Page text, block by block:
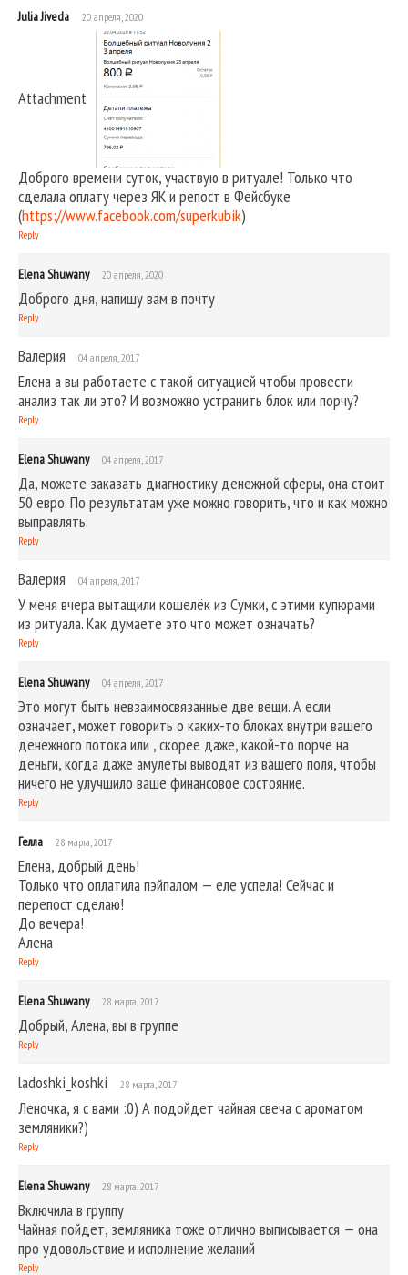
Julia Jiveda 20 апреля, 2020
Attachment
Доброго времени суток, участвую в ритуале! Только что
сделала оплату через ЯК и репост в Фейсбуке
(https://www.facebook.com/superkubik)
Reply
Elena Shuwany 20 апреля, 2020
Доброго дня, напишу вам в почту
Reply
Валерия 04 апреля, 2017
Елена а вы работаете с такой ситуацией чтобы провести
анализ так ли это? И возможно устранить блок или порчу?
Reply
Elena Shuwany 04 апреля, 2017
Да, можете заказать диагностику денежной сферы, она стоит
50 евро. По результатам уже можно говорить, что и как можно
выправлять.
Reply
Валерия 04 апреля, 2017
У меня вчера вытащили кошелёк из Сумки, с этими купюрами
из ритуала. Как думаете это что может означать?
Reply
Elena Shuwany 04 апреля, 2017
Это могут быть невзаимосвязанные две вещи. А если
означает, может говорить о каких-то блоках внутри вашего
денежного потока или , скорее даже, какой-то порче на
деньги, когда даже амулеты выводят из вашего поля, чтобы
ничего не улучшило ваше финансовое состояние.
Reply
Гелла 28 марта, 2017
Елена, добрый день!
Только что оплатила пэйпалом — еле успела! Сейчас и
перепост сделаю!
До вечера!
Алена
Reply
Elena Shuwany 28 марта, 2017
Добрый, Алена, вы в группе
Reply
ladoshki_koshki 28 марта, 2017
Леночка, я с вами :0) А подойдет чайная свеча с ароматом
земляники?)
Reply
Elena Shuwany 28 марта, 2017
Включила в группу
Чайная пойдет, земляника тоже отлично выписывается — она
про удовольствие и исполнение желаний
Reply